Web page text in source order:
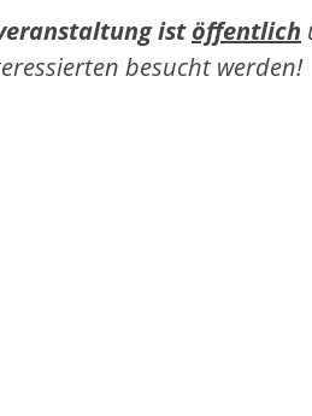
istöffentlich
besucht werden!